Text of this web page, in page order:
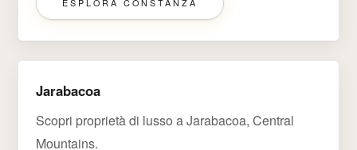
ESPLORA CONSTANZA
Jarabacoa
Scopri proprietà di lusso a Jarabacoa, Central
Mountains.